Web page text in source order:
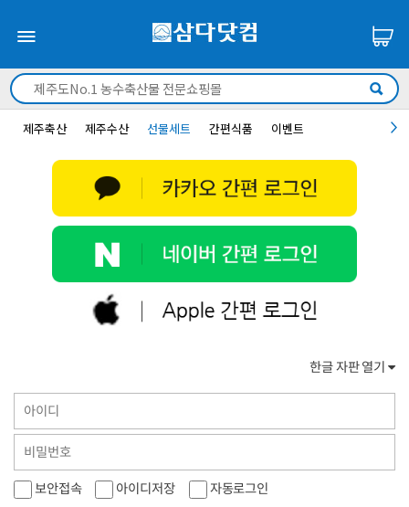
제주축산 제주수산 선물세트 간편식품 이벤트
한글 자판 열기
보안접속 아이디저장 자동로그인